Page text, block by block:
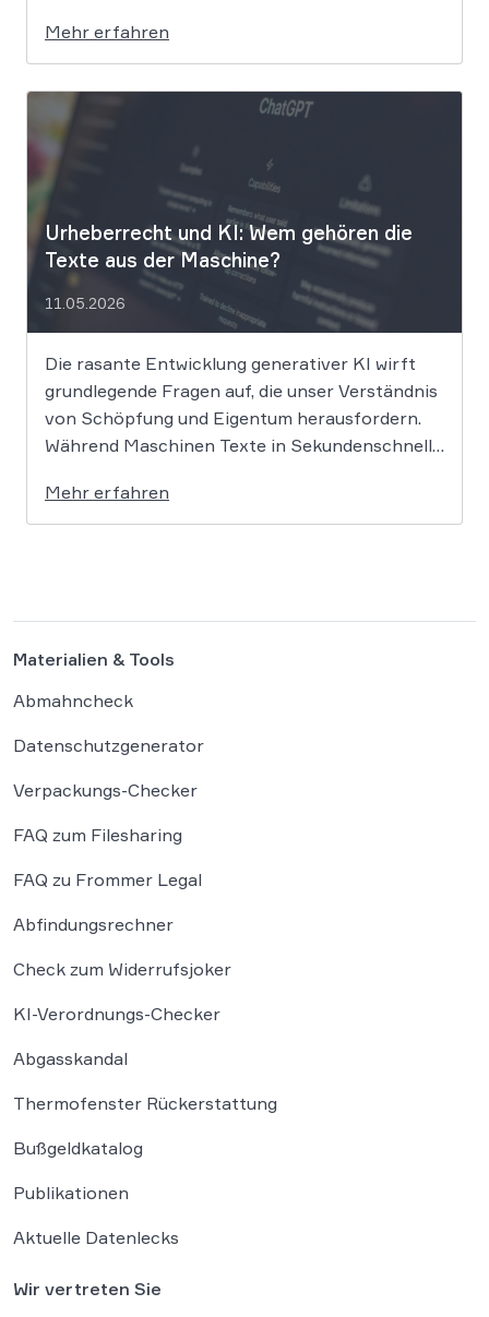
die Rechte ihrer Mitglieder verteidigen. Dem
Unternehmen hinter der populären KI-Musik-
App werden massive
Urheberrechtsverletzungen vorgeworfen. Die
entscheidende Frage lautet: Durfte Suno […]
Mehr erfahren
Urheberrecht und KI: Wem gehören die
Texte aus der Maschine?
11.05.2026
Die rasante Entwicklung generativer KI wirft
grundlegende Fragen auf, die unser Verständnis
von Schöpfung und Eigentum herausfordern.
Während Maschinen Texte in Sekundenschnelle
die Antwort, ob und wie diese Werke geschützt
sind: Ein Problem, das längst nicht nur Juristen,
Mehr erfahren
Materialien & Tools
Abmahncheck
Datenschutzgenerator
Verpackungs-Checker
FAQ zum Filesharing
FAQ zu Frommer Legal
Abfindungsrechner
Check zum Widerrufsjoker
KI-Verordnungs-Checker
Abgasskandal
Thermofenster Rückerstattung
Bußgeldkatalog
Publikationen
Aktuelle Datenlecks
Wir vertreten Sie